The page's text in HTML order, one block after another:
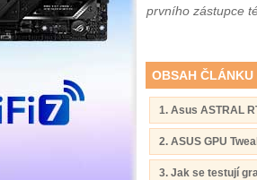
prvního zástupce
OBSAH ČLÁNKU
1. Asus ASTRAL
2. ASUS GPU
3. Jak se testují